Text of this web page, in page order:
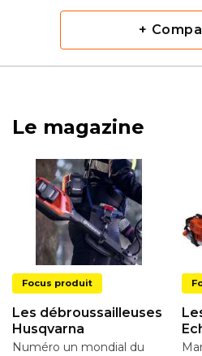
+
Le magazine
Focus produit
Les débroussailleuses
Husqvarna
Numéro un mondial du